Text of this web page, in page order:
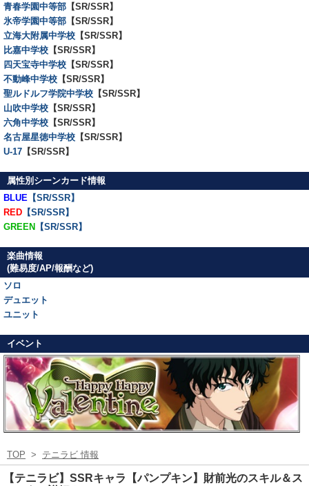
青春学園中等部 【SR/SSR】
氷帝学園中等部 【SR/SSR】
立海大附属中学校 【SR/SSR】
比嘉中学校 【SR/SSR】
四天宝寺中学校 【SR/SSR】
不動峰中学校 【SR/SSR】
聖ルドルフ学院中学校 【SR/SSR】
山吹中学校 【SR/SSR】
六角中学校 【SR/SSR】
名古屋星徳中学校 【SR/SSR】
U-17 【SR/SSR】
属性別シーンカード情報
BLUE 【SR/SSR】
RED 【SR/SSR】
GREEN 【SR/SSR】
楽曲情報
(難易度/AP/報酬など)
ソロ
デュエット
ユニット
イベント
TOP > テニラビ 情報
【テニラビ】SSRキャラ【パンプキン】財前光のスキル＆ス